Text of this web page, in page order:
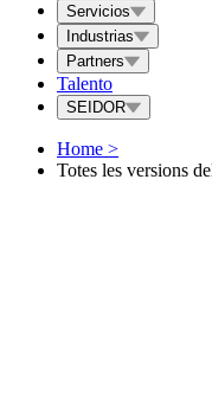
Servicios
Industrias
Partners
Talento
SEIDOR
Home >
Totes les versions